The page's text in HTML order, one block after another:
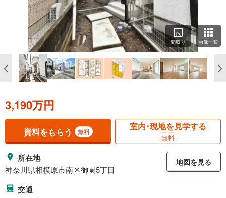
間取り 画像一覧
3,190万円
資料をもらう 無料 室内･現地を見学する
無料
所在地
神奈川県相模原市南区御園5丁目
地図を見る
交通